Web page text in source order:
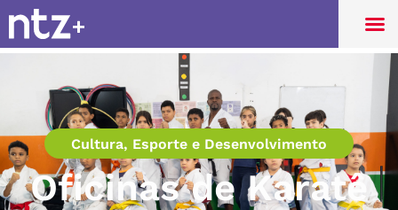
Cultura, Esporte e Desenvolvimento
Oficinas de Karatê